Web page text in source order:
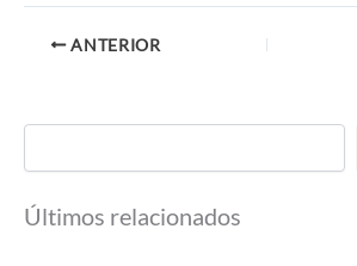
ANTERIOR
Últimos relacionados